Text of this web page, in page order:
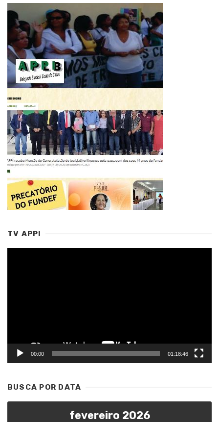
TV APPI
00:00 01:18:46
BUSCA POR DATA
fevereiro 2026